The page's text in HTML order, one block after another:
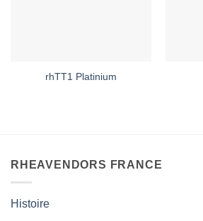
rhTT1 Platinium
RHEAVENDORS FRANCE
Histoire